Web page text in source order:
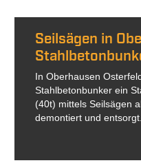
Seilsägen in
In Oberhausen
Stahlbetonbunker ein
(40t) mittels Seilsägen
demontiert und entsorgt.